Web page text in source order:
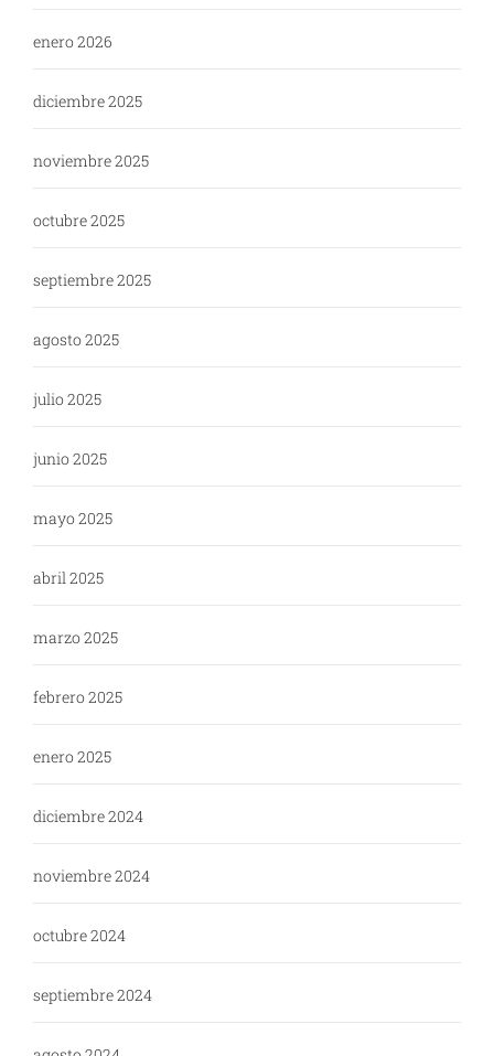
enero 2026
diciembre 2025
noviembre 2025
octubre 2025
septiembre 2025
agosto 2025
julio 2025
junio 2025
mayo 2025
abril 2025
marzo 2025
febrero 2025
enero 2025
diciembre 2024
noviembre 2024
octubre 2024
septiembre 2024